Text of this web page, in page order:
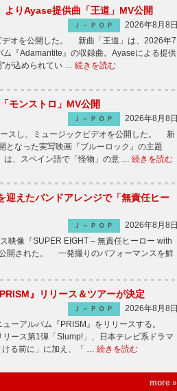
りAyase提供曲「王道」MV公開
Ｊ－ＰＯＰ
2026年8月8日
オを公開した。 新曲「王道」は、2026年7
『Adamantite』の収録曲。Ayaseによる提供
”が込められてい … 続きを読む
モンストロ」MV公開
Ｊ－ＰＯＰ
2026年8月8日
スし、ミュージックビデオを公開した。 新
となった実写映画『ブルーロック』の主題
は、スペイン語で「怪物」の意 … 続きを読む
迎えたバンドアレンジで「無責任ヒー
Ｊ－ＰＯＰ
2026年8月8日
映像『SUPER EIGHT – 無責任ヒーロー with
開された。 一発撮りのパフォーマンスを鮮
』リリース＆ツアーが決定
Ｊ－ＰＯＰ
2026年8月8日
ーアルバム『PRISM』をリリースする。
ース第1弾「Slump!」、日本テレビ系ドラマ
ける前に」に加え、「 … 続きを読む
more »